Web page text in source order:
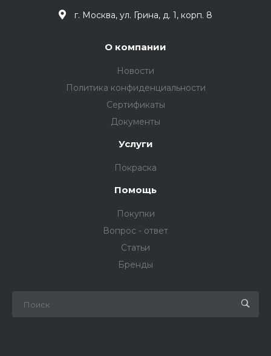
г. Москва, ул. Грина, д. 1, корп. 8
О компании
Новости
Политика конфиденциальности
Сертификаты
Документы
Услуги
Покраска
Помощь
Покупки
Вопрос - ответ
Статьи
Бренды